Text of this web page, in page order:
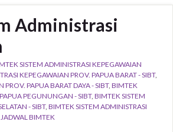
Administrasi
SISTEM ADMINISTRASI KEPEGAWAIAN
KEPEGAWAIAN PROV. PAPUA BARAT - SIBT,
PAPUA BARAT DAYA - SIBT, BIMTEK
PEGUNUNGAN - SIBT, BIMTEK SISTEM
- SIBT, BIMTEK SISTEM ADMINISTRASI
JADWAL BIMTEK